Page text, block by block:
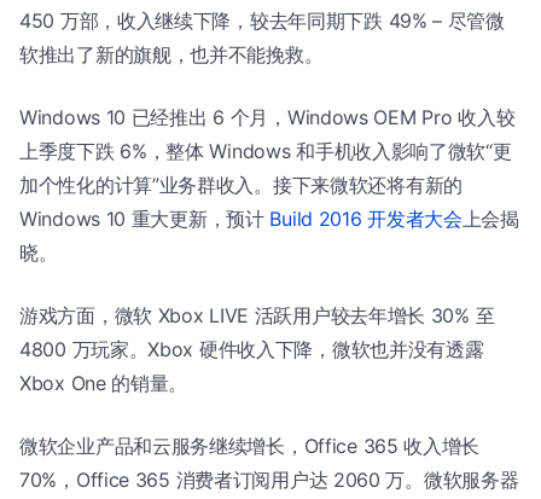
450 万部，收入继续下降，较去年同期下跌 49% – 尽管微
软推出了新的旗舰，也并不能挽救。
Windows 10 已经推出 6 个月，Windows OEM Pro 收入较
上季度下跌 6%，整体 Windows 和手机收入影响了微软“更
加个性化的计算”业务群收入。接下来微软还将有新的
Windows 10 重大更新，预计 Build 2016 开发者大会 上会揭
晓。
游戏方面，微软 Xbox LIVE 活跃用户较去年增长 30% 至
4800 万玩家。Xbox 硬件收入下降，微软也并没有透露
Xbox One 的销量。
微软企业产品和云服务继续增长，Office 365 收入增长
70%，Office 365 消费者订阅用户达 2060 万。微软服务器